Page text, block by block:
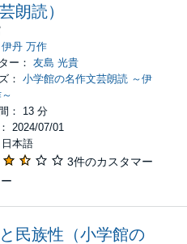
朗読）
伊丹 万作
ー：友島 光貴
：小学館の名作文芸朗読 ～伊
： 13 分
2024/07/01
本語
3件のカスタマー
民族性（小学館の